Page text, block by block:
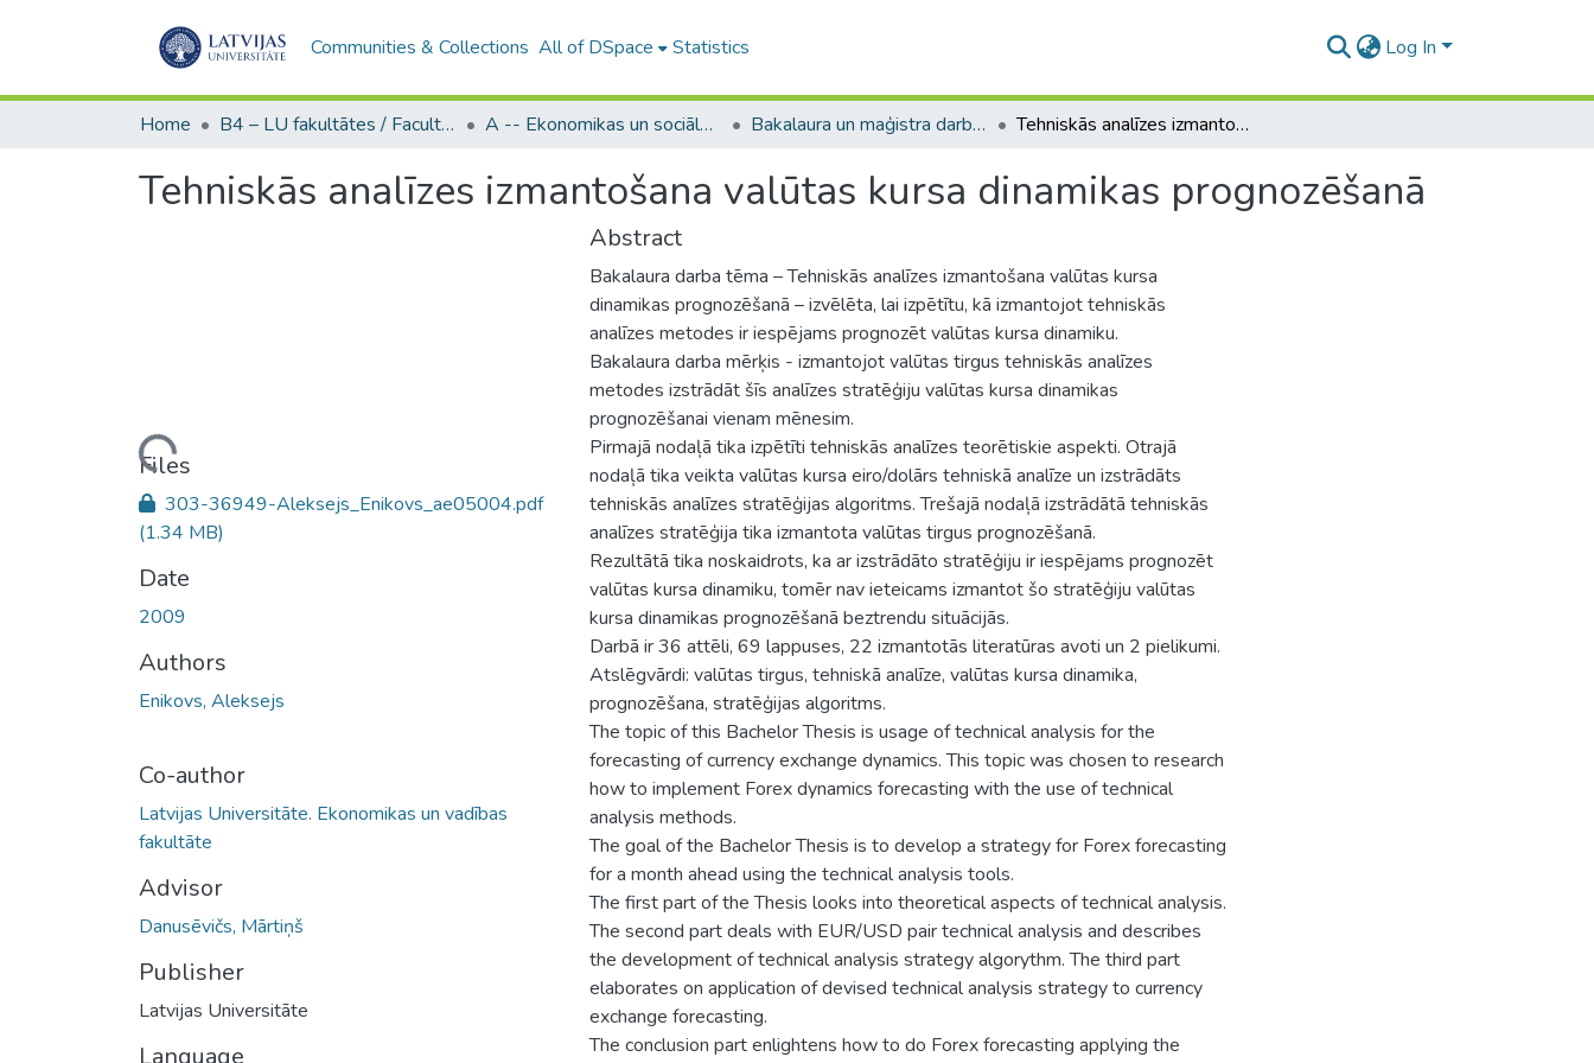
Communities & Collections All of DSpace Statistics Log In
Home B4 – LU fakultātes / Faculties of the UL A -- Ekonomikas un sociālo zinātņu fakultāte / Faculty of Economics and Social Sciences Bakalaura un maģistra darbi (ESZF) / Bachelor's and Master's theses Tehniskās analīzes izmantošana valūtas kursa dinamikas prognozēšanā
Tehniskās analīzes izmantošana valūtas kursa dinamikas prognozēšanā
Loading...
Files
303-36949-Aleksejs_Enikovs_ae05004.pdf
(1.34 MB)
Date
2009
Authors
Enikovs, Aleksejs
Co-author
Latvijas Universitāte. Ekonomikas un vadības
fakultāte
Advisor
Danusēvičs, Mārtiņš
Publisher
Latvijas Universitāte
Language
Abstract
Bakalaura darba tēma – Tehniskās analīzes izmantošana valūtas kursa
dinamikas prognozēšanā – izvēlēta, lai izpētītu, kā izmantojot tehniskās
analīzes metodes ir iespējams prognozēt valūtas kursa dinamiku.
Bakalaura darba mērķis - izmantojot valūtas tirgus tehniskās analīzes
metodes izstrādāt šīs analīzes stratēģiju valūtas kursa dinamikas
prognozēšanai vienam mēnesim.
Pirmajā nodaļā tika izpētīti tehniskās analīzes teorētiskie aspekti. Otrajā
nodaļā tika veikta valūtas kursa eiro/dolārs tehniskā analīze un izstrādāts
tehniskās analīzes stratēģijas algoritms. Trešajā nodaļā izstrādātā tehniskās
analīzes stratēģija tika izmantota valūtas tirgus prognozēšanā.
Rezultātā tika noskaidrots, ka ar izstrādāto stratēģiju ir iespējams prognozēt
valūtas kursa dinamiku, tomēr nav ieteicams izmantot šo stratēģiju valūtas
kursa dinamikas prognozēšanā beztrendu situācijās.
Darbā ir 36 attēli, 69 lappuses, 22 izmantotās literatūras avoti un 2 pielikumi.
Atslēgvārdi: valūtas tirgus, tehniskā analīze, valūtas kursa dinamika,
prognozēšana, stratēģijas algoritms.
The topic of this Bachelor Thesis is usage of technical analysis for the
forecasting of currency exchange dynamics. This topic was chosen to research
how to implement Forex dynamics forecasting with the use of technical
analysis methods.
The goal of the Bachelor Thesis is to develop a strategy for Forex forecasting
for a month ahead using the technical analysis tools.
The first part of the Thesis looks into theoretical aspects of technical analysis.
The second part deals with EUR/USD pair technical analysis and describes
the development of technical analysis strategy algorythm. The third part
elaborates on application of devised technical analysis strategy to currency
exchange forecasting.
The conclusion part enlightens how to do Forex forecasting applying the